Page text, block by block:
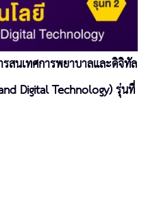
รสนเทศการพยาบาลและดิจิทัล
Digital Technology) รุ่นที่